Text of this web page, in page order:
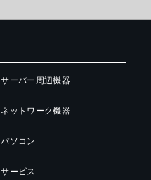
サーバー周辺機器
ネットワーク機器
パソコン
サービス